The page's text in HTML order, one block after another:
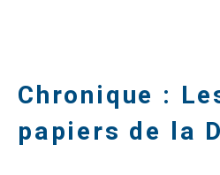
Chronique :
papiers de la